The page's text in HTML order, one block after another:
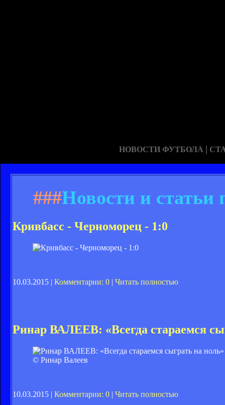
НОВОСТИ ФУТБОЛА |
###Новости и статьи
Кривбасс - Черноморец - 1:0
10.03.2015 | Комментарии: 0 | Читать полностью
Ринар ВАЛЕЕВ: «Всегда стараемся
© Ринар Валеев
10.03.2015 | Комментарии: 0 | Читать полностью